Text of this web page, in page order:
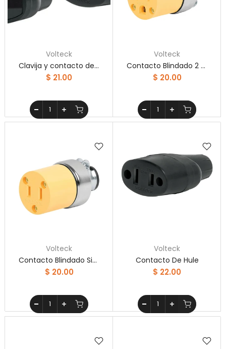
Volteck
Clavija y contacto de PVC, bolsa con 2 piezas, Volteck
$ 21.00
Volteck
Contacto Blindado 2 Polos 3 Hilos Volteck
$ 20.00
Volteck
Contacto Blindado Sin Tierra Volteck
$ 20.00
Volteck
Contacto De Hule
$ 22.00